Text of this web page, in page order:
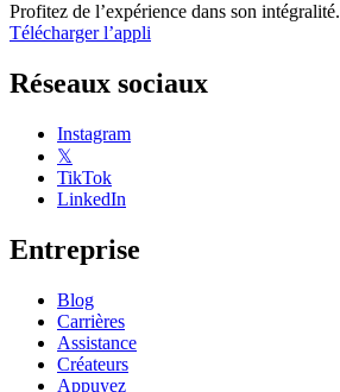
Profitez de l’expérience dans son intégralité.
Télécharger l’appli
Réseaux sociaux
Instagram
𝕏
TikTok
LinkedIn
Entreprise
Blog
Carrières
Assistance
Créateurs
Appuyez